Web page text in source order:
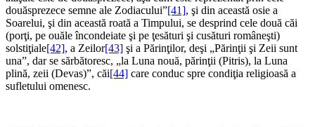
douăsprezece semne ale Zodiacului”[41], şi din această osie a
Soarelui, şi din această roată a Timpului, se desprind cele două căi
(porţi, pe ouăle încondeiate şi pe ţesături şi cusături româneşti)
solstiţiale[42], a Zeilor[43] şi a Părinţilor, deşi „Părinţii şi Zeii sunt
una”, dar se sărbătoresc, „la Luna nouă, părinţii (Pitris), la Luna
plină, zeii (Devas)”, căi[44] care conduc spre condiţia religioasă a
sufletului omenesc.